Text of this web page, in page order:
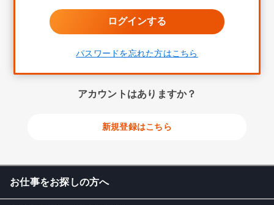
パスワードを忘れた方はこちら
アカウントはありますか？
新規登録はこちら
お仕事をお探しの方へ